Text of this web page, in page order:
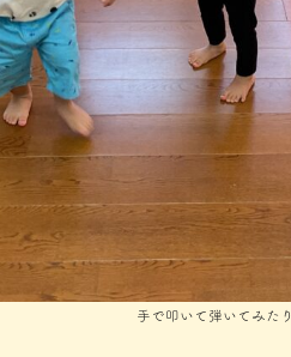
手で叩いて弾いてみたり